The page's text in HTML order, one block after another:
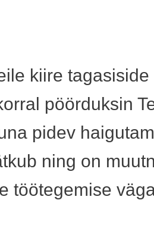
kiire tagasiside
pöörduksin
pidev
ning on
töötegemise